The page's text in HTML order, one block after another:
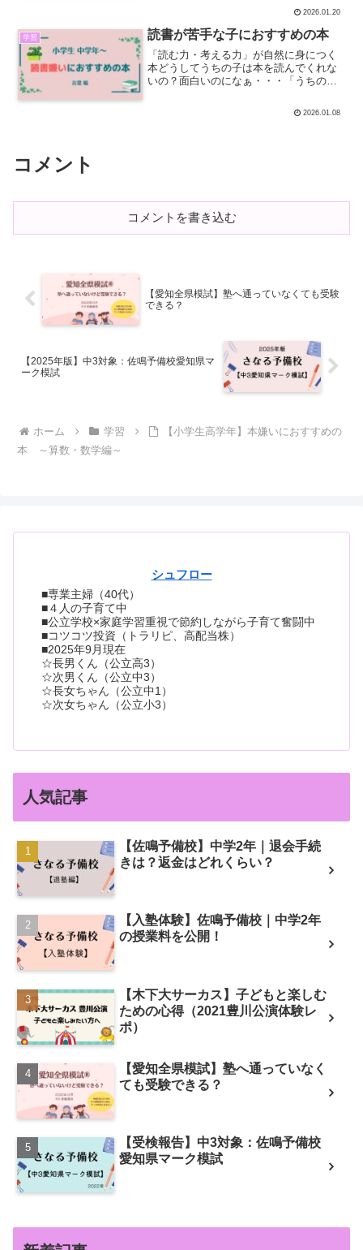
つく本”を2冊ご紹介します。どちらもマ
ンガや図解が多く、読書が苦手な子でも
読みやすい内容です。...
2026.01.20
学習 読書が苦手な子におすすめの本
「読む力・考える力」が自然に身につく
本どうしてうちの子は本を読んでくれな
いの？面白いのになぁ・・・「うちの
今回は、本が苦手な小学生でも読みやす
2026.01.08
コメント
コメントを書き込む
【愛知全県模試】塾へ通っていなくても受験
できる？
【2025年版】中3対象：佐鳴予備校愛知県マ
ーク模試
ホーム 学習
【小学生高学年】本嫌いにおすすめの
本 ～算数・数学編～
シュフロー
■専業主婦（40代）
■４人の子育て中
■公立学校×家庭学習重視で節約しながら子育て奮闘中
■コツコツ投資（トラリピ、高配当株）
■2025年9月現在
☆長男くん（公立高3）
☆次男くん（公立中3）
☆長女ちゃん（公立中1）
☆次女ちゃん（公立小3）
人気記事
【佐鳴予備校】中学2年｜退会手続
きは？返金はどれくらい？
【入塾体験】佐鳴予備校｜中学2年
の授業料を公開！
【木下大サーカス】子どもと楽しむ
ための心得（2021豊川公演体験レ
ポ）
【愛知全県模試】塾へ通っていなく
ても受験できる？
【受検報告】中3対象：佐鳴予備校
愛知県マーク模試